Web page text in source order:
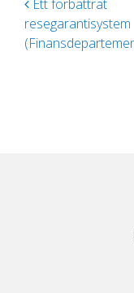
Ett förbättrat
resegarantisystem